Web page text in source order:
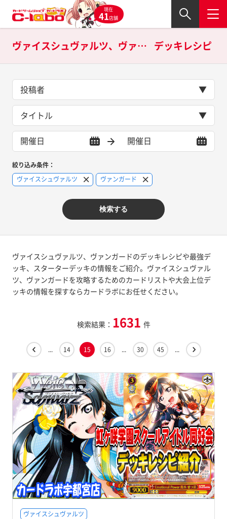
現在
41店舗
ヴァイスシュヴァルツ、ヴァンガードの デッキレシピ
投稿者
タイトル
絞り込み条件：
ヴァイスシュヴァルツ
ヴァンガード
検索する
ヴァイスシュヴァルツ、ヴァンガードのデッキレシピや最強デ
ッキ、スターターデッキの情報をご紹介。ヴァイスシュヴァル
ツ、ヴァンガードを攻略するためのカードリストや大会上位デ
ッキの情報を探すならカードラボにお任せください。
検索結果： 1631 件
... 14 15 16 ... 30 45 ...
ヴァイスシュヴァルツ